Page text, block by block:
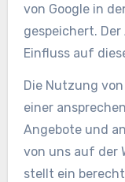
von Google in
gespeichert.
Einfluss auf
Die Nutzung
einer
Angebote und
von uns auf der
stellt ein